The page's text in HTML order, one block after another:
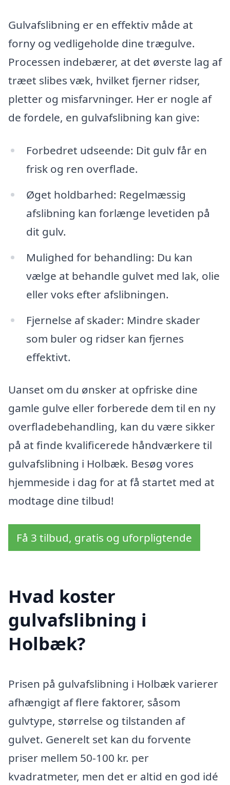
Gulvafslibning er en effektiv måde at
forny og vedligeholde dine trægulve.
Processen indebærer, at det øverste lag af
træet slibes væk, hvilket fjerner ridser,
pletter og misfarvninger. Her er nogle af
de fordele, en gulvafslibning kan give:
Forbedret udseende: Dit gulv får en
frisk og ren overflade.
Øget holdbarhed: Regelmæssig
afslibning kan forlænge levetiden på
dit gulv.
Mulighed for behandling: Du kan
vælge at behandle gulvet med lak, olie
eller voks efter afslibningen.
Fjernelse af skader: Mindre skader
som buler og ridser kan fjernes
effektivt.
Uanset om du ønsker at opfriske dine
gamle gulve eller forberede dem til en ny
overfladebehandling, kan du være sikker
på at finde kvalificerede håndværkere til
gulvafslibning i Holbæk. Besøg vores
hjemmeside i dag for at få startet med at
modtage dine tilbud!
Få 3 tilbud, gratis og uforpligtende
Hvad koster
gulvafslibning i
Holbæk?
Prisen på gulvafslibning i Holbæk varierer
afhængigt af flere faktorer, såsom
gulvtype, størrelse og tilstanden af
gulvet. Generelt set kan du forvente
priser mellem 50-100 kr. per
kvadratmeter, men det er altid en god idé